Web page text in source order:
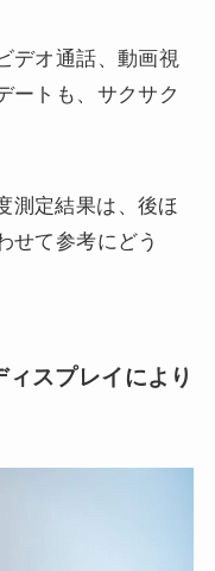
デオ通話、動画視
ートも、サクサク
測定結果は、後ほ
せて参考にどう
スプレイにより